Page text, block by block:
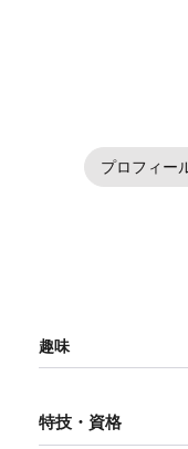
プロフィー
趣味
特技・資格